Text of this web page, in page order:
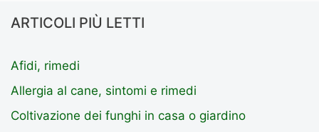
ARTICOLI PIÙ LETTI
Afidi, rimedi
Allergia al cane, sintomi e rimedi
Coltivazione dei funghi in casa o giardino